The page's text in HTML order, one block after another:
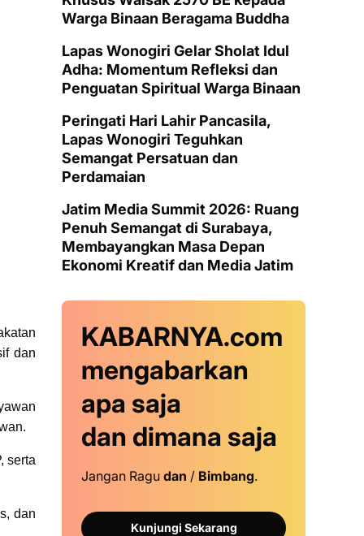
dan
serta
dan
Warga Binaan Beragama Buddha
Lapas Wonogiri Gelar Sholat Idul
Adha: Momentum Refleksi dan
Penguatan Spiritual Warga Binaan
Peringati Hari Lahir Pancasila,
Lapas Wonogiri Teguhkan
Semangat Persatuan dan
Perdamaian
Jatim Media Summit 2026: Ruang
Penuh Semangat di Surabaya,
Membayangkan Masa Depan
Ekonomi Kreatif dan Media Jatim
KABARNYA.com
mengabarkan
apa saja
dan dimana saja
Jangan Ragu dan / Bimbang.
Kunjungi Sekarang